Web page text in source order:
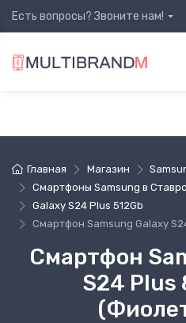
Есть вопросы? Звоните нам!
Главная Магазин
Смартфоны Samsung в
Galaxy S24 Plus 512Gb
Смартфон Samsung Galaxy
Смартфон
S24 Plus